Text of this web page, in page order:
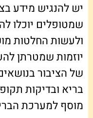
יש להנגיש מידע
שמטופלים יוכלו
ולעשות החלטות
יוזמות שמטרתן
של הציבור
בריא ובדיקות
מוסף למערכת